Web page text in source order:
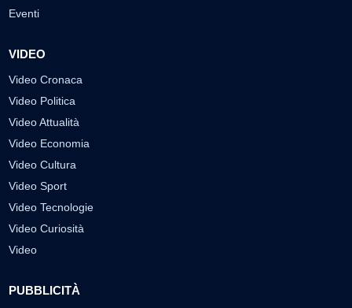
Eventi
VIDEO
Video Cronaca
Video Politica
Video Attualità
Video Economia
Video Cultura
Video Sport
Video Tecnologie
Video Curiosità
Video
PUBBLICITÀ